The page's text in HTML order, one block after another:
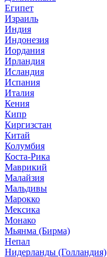
Египет
Израиль
Индия
Индонезия
Иордания
Ирландия
Исландия
Испания
Италия
Кения
Кипр
Киргизстан
Китай
Колумбия
Коста-Рика
Маврикий
Малайзия
Мальдивы
Марокко
Мексика
Монако
Мьянма (Бирма)
Непал
Нидерланды (Голландия)